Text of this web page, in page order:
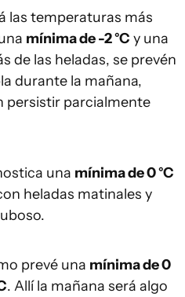
las temperaturas más
mínima de -2 °C y una
de las heladas, se prevén
durante la mañana,
persistir parcialmente
una mínima de 0 °C
heladas matinales y
prevé una mínima de 0
. Allí la mañana será algo